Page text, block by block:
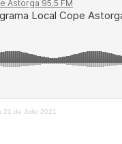
21 de Julio 2021